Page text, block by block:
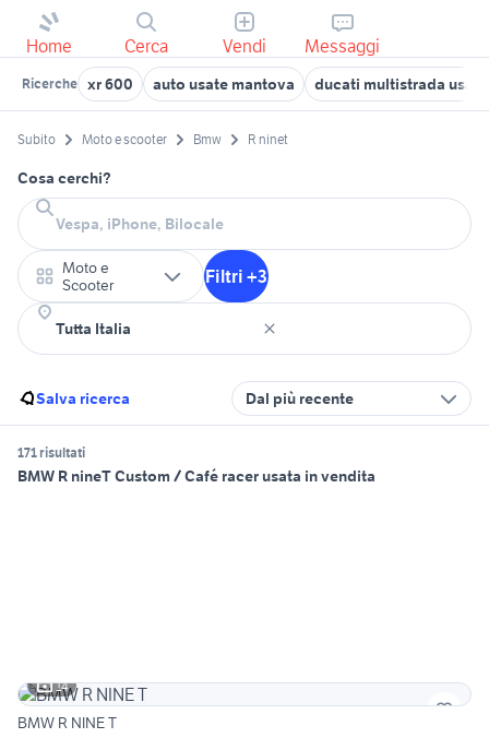
Home Cerca Vendi Messaggi
Ricerche xr 600 auto usate mantova ducati multistrada usata
Subito Moto e scooter Bmw R ninet
Cosa cerchi?
Moto e
Scooter
Filtri +3
Salva ricerca Dal più recente
171 risultati
BMW R nineT Custom / Café racer usata in vendita
14
BMW R NINE T